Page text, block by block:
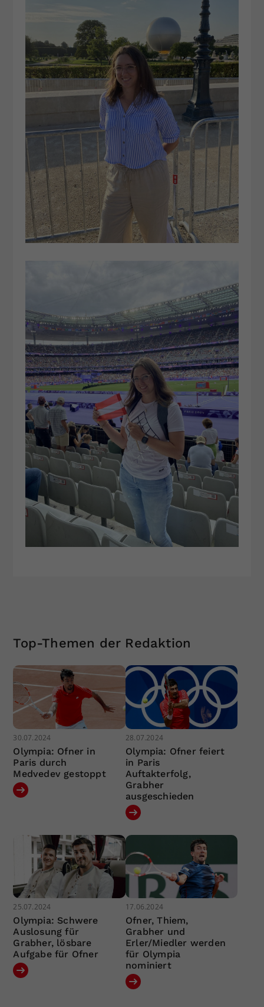
Top-Themen der Redaktion
30.07.2024
Olympia: Ofner in
Paris durch
Medvedev gestoppt
28.07.2024
Olympia: Ofner feiert
in Paris
Auftakterfolg,
Grabher
ausgeschieden
25.07.2024
Olympia: Schwere
Auslosung für
Grabher, lösbare
Aufgabe für Ofner
17.06.2024
Ofner, Thiem,
Grabher und
Erler/Miedler werden
für Olympia
nominiert